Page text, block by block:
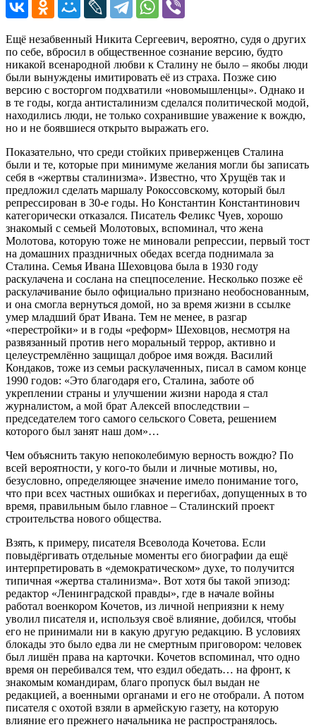
Ещё незабвенный Никита Сергеевич, вероятно, судя о других
по себе, вбросил в общественное сознание версию, будто
никакой всенародной любви к Сталину не было – якобы люди
были вынуждены имитировать её из страха. Позже сию
версию с восторгом подхватили «новомышленцы». Однако и
в те годы, когда антисталинизм сделался политической модой,
находились люди, не только сохранившие уважение к вождю,
но и не боявшиеся открыто выражать его.
Показательно, что среди стойких приверженцев Сталина
были и те, которые при минимуме желания могли бы записать
себя в «жертвы сталинизма». Известно, что Хрущёв так и
предложил сделать маршалу Рокоссовскому, который был
репрессирован в 30-е годы. Но Константин Константинович
категорически отказался. Писатель Феликс Чуев, хорошо
знакомый с семьей Молотовых, вспоминал, что жена
Молотова, которую тоже не миновали репрессии, первый тост
на домашних праздничных обедах всегда поднимала за
Сталина. Семья Ивана Шеховцова была в 1930 году
раскулачена и сослана на спецпоселение. Несколько позже её
раскулачивание было официально признано необоснованным,
и она смогла вернуться домой, но за время жизни в ссылке
умер младший брат Ивана. Тем не менее, в разгар
«перестройки» и в годы «реформ» Шеховцов, несмотря на
развязанный против него моральный террор, активно и
целеустремлённо защищал доброе имя вождя. Василий
Кондаков, тоже из семьи раскулаченных, писал в самом конце
1990 годов: «Это благодаря его, Сталина, заботе об
укреплении страны и улучшении жизни народа я стал
журналистом, а мой брат Алексей впоследствии –
председателем того самого сельского Совета, решением
которого был занят наш дом»…
Чем объяснить такую непоколебимую верность вождю? По
всей вероятности, у кого-то были и личные мотивы, но,
безусловно, определяющее значение имело понимание того,
что при всех частных ошибках и перегибах, допущенных в то
время, правильным было главное – Сталинский проект
строительства нового общества.
Взять, к примеру, писателя Всеволода Кочетова. Если
повыдёргивать отдельные моменты его биографии да ещё
интерпретировать в «демократическом» духе, то получится
типичная «жертва сталинизма». Вот хотя бы такой эпизод:
редактор «Ленинградской правды», где в начале войны
работал военкором Кочетов, из личной неприязни к нему
уволил писателя и, используя своё влияние, добился, чтобы
его не принимали ни в какую другую редакцию. В условиях
блокады это было едва ли не смертным приговором: человек
был лишён права на карточки. Кочетов вспоминал, что одно
время он перебивался тем, что ездил обедать… на фронт, к
знакомым командирам, благо пропуск был выдан не
редакцией, а военными органами и его не отобрали. А потом
писателя с охотой взяли в армейскую газету, на которую
влияние его прежнего начальника не распространялось.